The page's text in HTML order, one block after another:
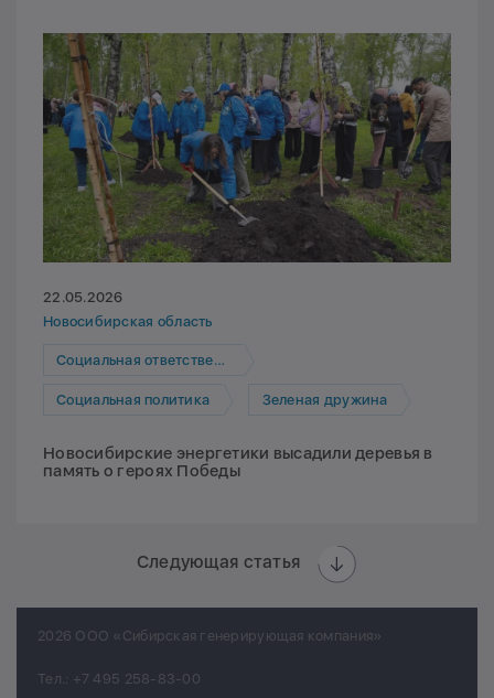
22.05.2026
Новосибирская область
Социальная ответственность
Социальная политика Зеленая дружина
Новосибирские энергетики высадили деревья в
память о героях Победы
Следующая статья
2026 ООО «Сибирская генерирующая компания»
Тел.: +7 495 258-83-00